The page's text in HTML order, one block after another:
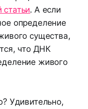
. А если
определение
существа,
что ДНК
живого
Удивительно,